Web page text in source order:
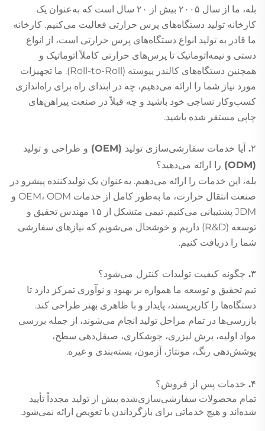
بله، ما از سال ۲۰۰۵ بیش از ۲۰ سال است که به‌عنوان یک
کارخانه تولید دستگاه‌های پرس حرارتی فعالیت می‌کنیم. کارخانه
ما قادر به تولید انواع دستگاه‌های پرس حرارتی است، از انواع
دستی و نیمه‌اتوماتیک تا پرس‌های حرارتی کاملاً اتوماتیک و
همچنین دستگاه‌های کالندر پیوسته (Roll-to-Roll). ما تجهیزات
مورد نیاز شما را ارائه می‌دهیم، چه در ابتدای راه برای راه‌اندازی
کسب‌وکار نساجی خود باشید و چه قبلاً در صنعت پیراهن‌های
چاپی مستقر شده باشید.
۲. آیا خدمات سفارشی‌سازی تولید (OEM) و طراحی و تولید
(ODM) را ارائه می‌دهید؟
بله، این خدمات را ارائه می‌دهیم. به‌عنوان یک تولیدکننده پیشرو در
صنعت انتقال حرارت، ما به‌طور کامل از خدمات OEM، ODM و
JDM پشتیبانی می‌کنیم. تیمی متشکل از ۱۵ مهندس تحقیق و
توسعه (R&D) داریم و خوشحال می‌شویم که نیازهای سفارشی
شما را دریافت کنیم.
۳. چگونه کیفیت تولیدات کنترل می‌شود؟
تیم تحقیق و توسعه ما همواره بر بهبود و نوآوری تمرکز دارد تا
دستگاه‌ها را کاربرپسند، پایدار و با ظاهری بهتر طراحی کند.
بازرسی‌ها در تمام مراحل تولید انجام می‌شوند، از جمله بررسی
مواد اولیه، برش لیزری، جوشکاری، صیقل‌دهی سطح،
پوشش‌دهی رنگ، مونتاژ، آزمون، بسته‌بندی و غیره.
۴. خدمات پس از فروش؟
تمام محصولات سفارشی‌سازی‌شده پیش از تولید مجدداً تأیید
شده‌اند و هیچ خدماتی برای بازگرداندن یا تعویض ارائه نمی‌شود.